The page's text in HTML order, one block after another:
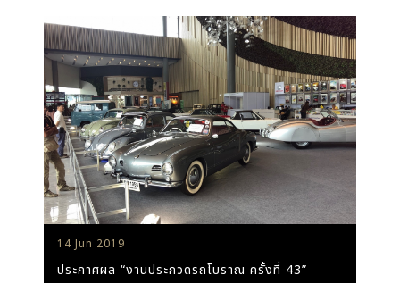
14 Jun 2019
ประกาศผล “งานประกวดรถโบราณ ครั้งที่ 43”